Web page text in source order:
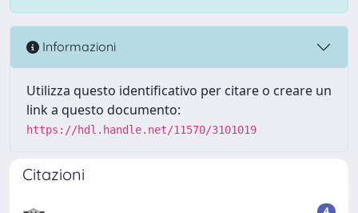
Informazioni
Utilizza questo identificativo per citare o creare un
link a questo documento:
https://hdl.handle.net/11570/3101019
Citazioni